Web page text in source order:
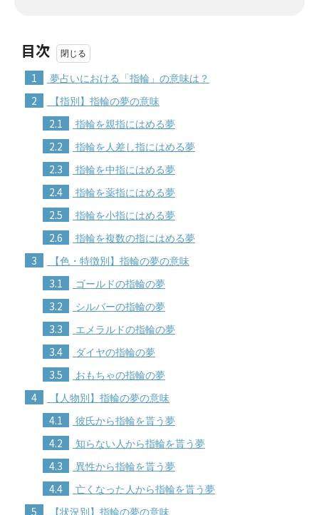
目次
1 夢占いにおける「指輪」の意味は？
2 【指別】指輪の夢の意味
2.1 指輪を親指にはめる夢
2.2 指輪を人差し指にはめる夢
2.3 指輪を中指にはめる夢
2.4 指輪を薬指にはめる夢
2.5 指輪を小指にはめる夢
2.6 指輪を複数の指にはめる夢
3 【色・特徴別】指輪の夢の意味
3.1 ゴールドの指輪の夢
3.2 シルバーの指輪の夢
3.3 エメラルドの指輪の夢
3.4 ダイヤの指輪の夢
3.5 おもちゃの指輪の夢
4 【人物別】指輪の夢の意味
4.1 彼氏から指輪を貰う夢
4.2 知らない人から指輪を貰う夢
4.3 異性から指輪を貰う夢
4.4 亡くなった人から指輪を貰う夢
5 【状況別】指輪の夢の意味